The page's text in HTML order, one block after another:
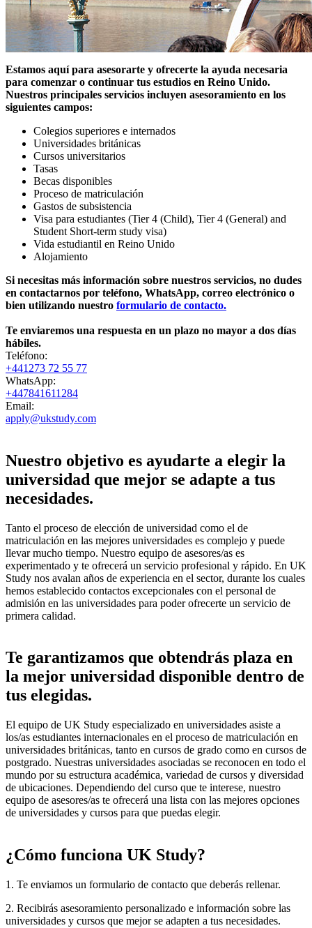
Estamos aquí para asesorarte y ofrecerte la ayuda necesaria
para comenzar o continuar tus estudios en Reino Unido.
Nuestros principales servicios incluyen asesoramiento en los
siguientes campos:
Colegios superiores e internados
Universidades británicas
Cursos universitarios
Tasas
Becas disponibles
Proceso de matriculación
Gastos de subsistencia
Visa para estudiantes (Tier 4 (Child), Tier 4 (General) and
Student Short-term study visa)
Vida estudiantil en Reino Unido
Alojamiento
Si necesitas más información sobre nuestros servicios, no dudes
en contactarnos por teléfono, WhatsApp, correo electrónico o
bien utilizando nuestro formulario de contacto.
Te enviaremos una respuesta en un plazo no mayor a dos días
hábiles.
Teléfono:
+441273 72 55 77
WhatsApp:
+447841611284
Email:
apply@ukstudy.com
Nuestro objetivo es ayudarte a elegir la
universidad que mejor se adapte a tus
necesidades.
Tanto el proceso de elección de universidad como el de
matriculación en las mejores universidades es complejo y puede
llevar mucho tiempo. Nuestro equipo de asesores/as es
experimentado y te ofrecerá un servicio profesional y rápido. En UK
Study nos avalan años de experiencia en el sector, durante los cuales
hemos establecido contactos excepcionales con el personal de
admisión en las universidades para poder ofrecerte un servicio de
primera calidad.
Te garantizamos que obtendrás plaza en
la mejor universidad disponible dentro de
tus elegidas.
El equipo de UK Study especializado en universidades asiste a
los/as estudiantes internacionales en el proceso de matriculación en
universidades británicas, tanto en cursos de grado como en cursos de
postgrado. Nuestras universidades asociadas se reconocen en todo el
mundo por su estructura académica, variedad de cursos y diversidad
de ubicaciones. Dependiendo del curso que te interese, nuestro
equipo de asesores/as te ofrecerá una lista con las mejores opciones
de universidades y cursos para que puedas elegir.
¿Cómo funciona UK Study?
1. Te enviamos un formulario de contacto que deberás rellenar.
2. Recibirás asesoramiento personalizado e información sobre las
universidades y cursos que mejor se adapten a tus necesidades.